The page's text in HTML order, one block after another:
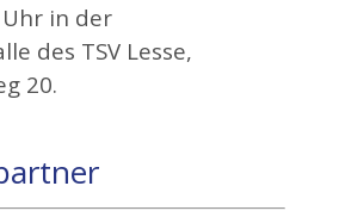
Uhr in der
des TSV Lesse,
20.